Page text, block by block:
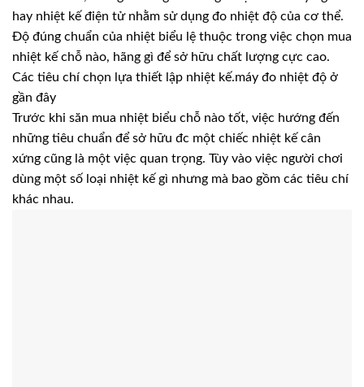
hay nhiệt kế điện tử nhằm sử dụng đo nhiệt độ của cơ thể.
Độ đúng chuẩn của nhiệt biểu lệ thuộc trong việc chọn mua
nhiệt kế chỗ nào, hãng gì để sở hữu chất lượng cực cao.
Các tiêu chí chọn lựa thiết lập nhiệt kế.máy đo nhiệt độ ở
gần đây
Trước khi săn mua nhiệt biểu chỗ nào tốt, việc hướng đến
những tiêu chuẩn để sở hữu đc một chiếc nhiệt kế cân
xứng cũng là một việc quan trọng. Tùy vào việc người chơi
dùng một số loại nhiệt kế gì nhưng mà bao gồm các tiêu chí
khác nhau.